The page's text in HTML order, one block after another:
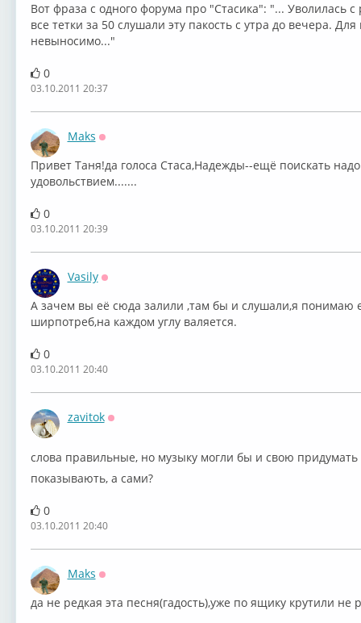
Вот фраза с одного форума про "Стасика": "... Уволилась
все тетки за 50 слушали эту пакость с утра до вечера.
невыносимо..."
0
03.10.2011 20:37
Maks
Привет Таня!да голоса Стаса,Надежды--ещё поискать
удовольствием.......
0
03.10.2011 20:39
Vasily
А зачем вы её сюда залили ,там бы и слушали,я понимаю
ширпотреб,на каждом углу валяется.
0
03.10.2011 20:40
zavitok
слова правильные, но музыку могли бы и свою придумать
показывають, а сами?
0
03.10.2011 20:40
Maks
да не редкая эта песня(гадость),уже по ящику крутили не